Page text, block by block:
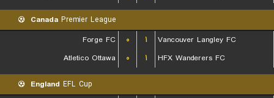
Canada Premier League
Forge FC
۰ ۱
Vancouver Langley FC
Atletico Ottawa
۰ ۱ HFX Wanderers FC
England EFL Cup